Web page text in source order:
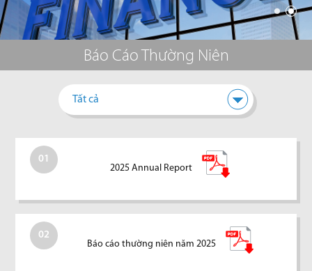
Báo Cáo Thường Niên
Tất cả
01
2025 Annual Report
02
Báo cáo thường niên năm 2025